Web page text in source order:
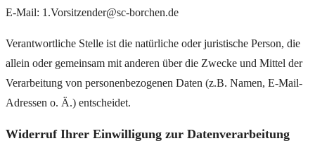
E-Mail: 1.Vorsitzender@sc-borchen.de
Verantwortliche Stelle ist die natürliche oder juristische Person, die
allein oder gemeinsam mit anderen über die Zwecke und Mittel der
Verarbeitung von personenbezogenen Daten (z.B. Namen, E-Mail-
Adressen o. Ä.) entscheidet.
Widerruf Ihrer Einwilligung zur Datenverarbeitung